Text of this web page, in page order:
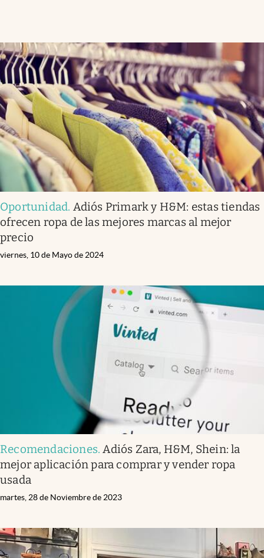
Oportunidad. Adiós Primark y H&M: estas tiendas
ofrecen ropa de las mejores marcas al mejor
precio
viernes, 10 de Mayo de 2024
Recomendaciones.Adiós Zara, H&M, Shein: la
mejor aplicación para comprar y vender ropa
usada
martes, 28 de Noviembre de 2023